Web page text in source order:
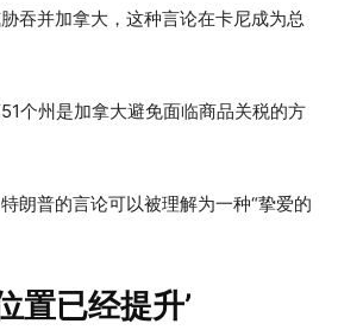
吞并加拿大，这种言论在卡尼成为总
个州是加拿大避免面临商品关税的方
朗普的言论可以被理解为一种“挚爱的
置已经提升’